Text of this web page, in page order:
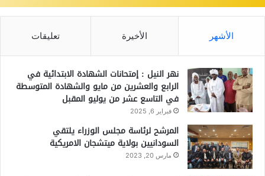
الأشهر الأخيرة تعليقات
نهر النيل : إمتحانات الشهادة الابتدائية في
الرابع والعشرين من مايو والشهادة المتوسطة
في التاسع عشر من يوليو المقبل
فبراير 6, 2025
المرشح لرئاسة مجلس الوزراء يلتقي
السودانيين بولاية ميتشجان الامريكية
مارس 20, 2023